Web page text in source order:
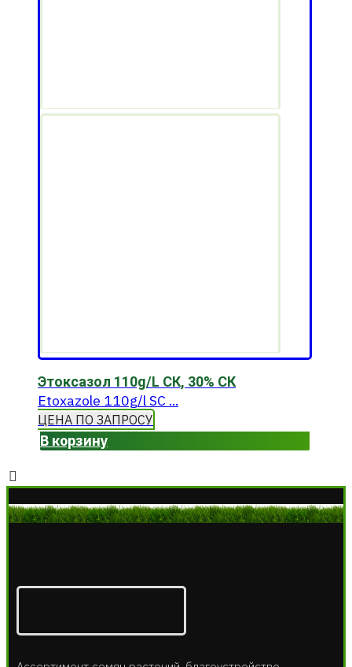
Этоксазол 110g/L СК, 30% СК
Etoxazole 110g/l SC ...
ЦЕНА ПО ЗАПРОСУ
В корзину